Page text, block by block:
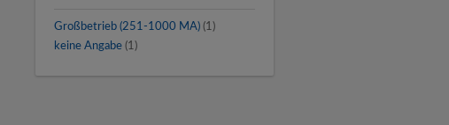
Großbetrieb (251-1000 MA) (1)
keine Angabe (1)